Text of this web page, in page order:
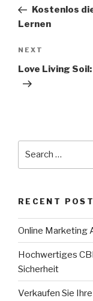
PostKostenlos
Lernen
Next
Post
NEXT
Love Living
RECENT
Online Marketing
Hochwertiges
Sicherheit
Verkaufen Sie